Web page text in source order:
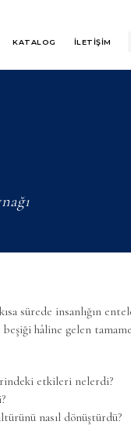
KATALOG İLETİŞİM
sürede insanlığın
hâline gelen
etkileri nelerdi?
nasıl dönüştürdü?